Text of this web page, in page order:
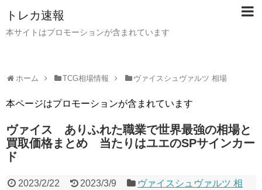
トレカ速報
本サイトはプロモーションが含まれています
ホーム TCG相場情報 ヴァイスシュヴァルツ 相場
本ページはプロモーションが含まれています
ヴァイス ありふれた職業で世界最強の相場と
買取価格まとめ 当たりはユエのSPサインカー
ド
2023/2/22 2023/3/9
ヴァイスシュヴァルツ 相